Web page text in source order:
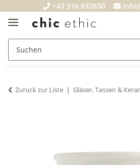
+43 316 832630
Zurück zur Liste Gläser, Tassen &